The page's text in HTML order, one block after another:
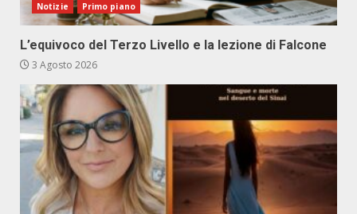
Notizie Primo piano
L’equivoco del Terzo Livello e la lezione di Falcone
3 Agosto 2026